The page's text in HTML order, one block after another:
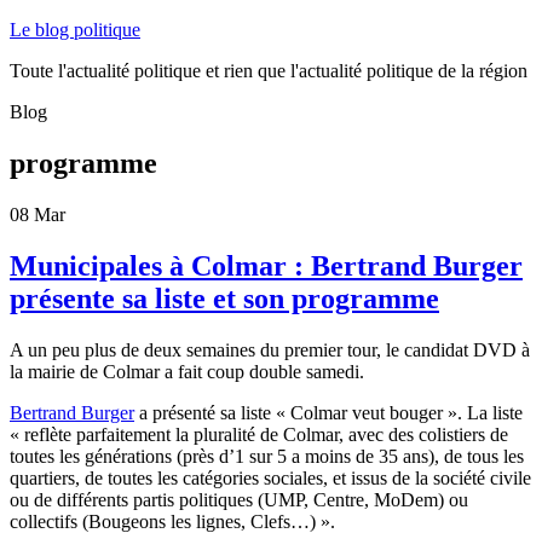
Le blog politique
Toute l'actualité politique et rien que l'actualité politique de la région
Blog
programme
08 Mar
Municipales à Colmar : Bertrand Burger
présente sa liste et son programme
A un peu plus de deux semaines du premier tour, le candidat DVD à
la mairie de Colmar a fait coup double samedi.
Bertrand Burgera présenté sa liste « Colmar veut bouger ». La liste
« reflète parfaitement la pluralité de Colmar, avec des colistiers de
toutes les générations (près d’1 sur 5 a moins de 35 ans), de tous les
quartiers, de toutes les catégories sociales, et issus de la société civile
ou de différents partis politiques (UMP, Centre, MoDem) ou
collectifs (Bougeons les lignes, Clefs…) ».